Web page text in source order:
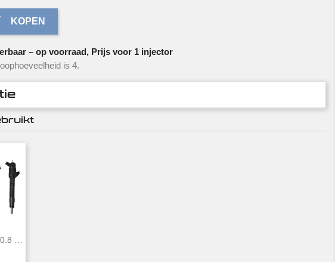
KOPEN
– op voorraad, Prijs voor 1 injector
is 4.